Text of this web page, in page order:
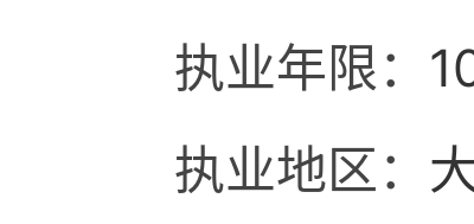
执业年限：
执业地区：